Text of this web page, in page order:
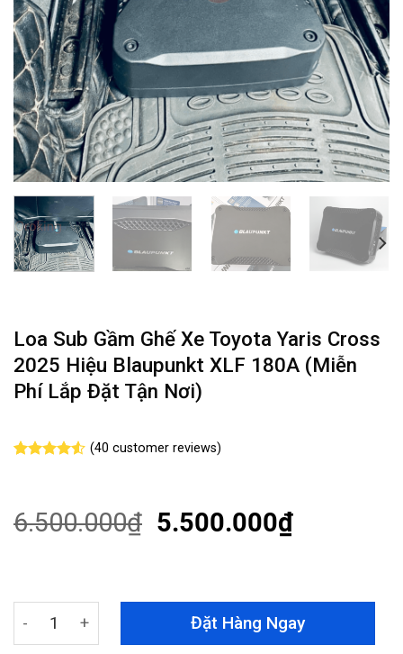
Loa Sub Gầm Ghế Xe Toyota Yaris Cross
2025 Hiệu Blaupunkt XLF 180A (Miễn
Phí Lắp Đặt Tận Nơi)
customer
ratings
(40 customer reviews)
6.500.000₫ 5.500.000₫
Loa Sub Gầm Ghế Xe Toyota Yaris Cross 2025 Hiệu
Đặt Hàng Ngay